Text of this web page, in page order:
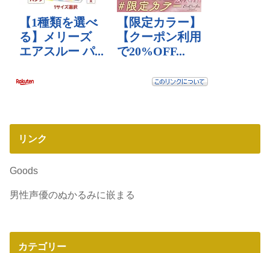
リンク
Goods
男性声優のぬかるみに嵌まる
カテゴリー